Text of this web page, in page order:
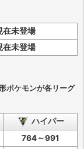
在未登場
在未登場
ポケモンが各リーグ
ハイパー
764～991